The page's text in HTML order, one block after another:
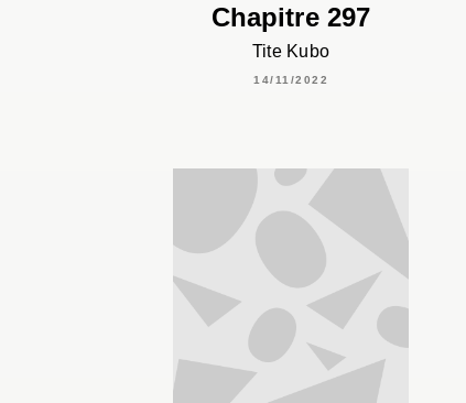
Chapitre 297
Tite Kubo
14/11/2022